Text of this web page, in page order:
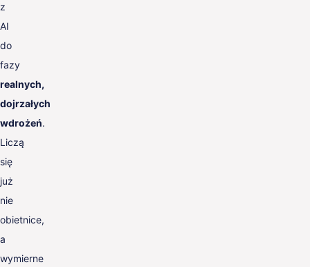
z
AI
do
fazy
realnych,
dojrzałych
wdrożeń.
Liczą
się
już
nie
obietnice,
a
wymierne